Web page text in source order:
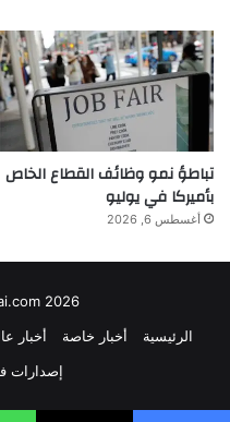
تباطؤ نمو وظائف القطاع الخاص
بأميركا في يوليو
أغسطس 6, 2026
2026
الرئيسية
أخبار خاصة أخبار
إصدارات